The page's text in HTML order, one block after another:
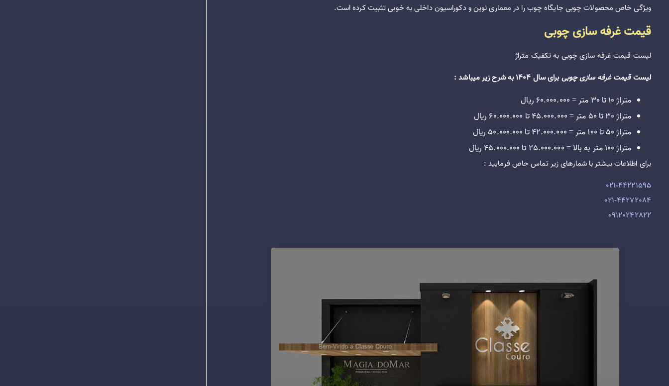
ویژگی خاص محصولات چوبی جایگاه چوب را در معماری نوین و دکوراسیون داخلی به خوبی تثبیت کرده است.
قیمت غرفه سازی چوبی
لیست قیمت غرفه سازی چوبی به تکفیک متراژ
لیستقیمت غرفه سازی چوبیبرای سال 1404 به شرح زیر میباشد :
متراژ 10 تا 30 متر = 60.000.000 ریال
متراژ 30 تا 50 متر = 45.000.000 تا 60.000.000 ریال
متراژ 50 تا 100 متر = 42.000.000 تا 50.000.000 ریال
متراژ 100 متر به بالا = 25.000.000 تا 45.000.000 ریال
برای اطلاعات بیشتر با شمارهای زیر تماس حاص فرمایید :
021-44221595
021-44272084
09120242822